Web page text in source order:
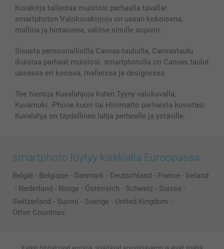
Kännykkä & Tabletti
MyNameBook
Valokuvakehykset & Lisätarvikkeet
Lahjakortti
Kaikki kuvatuotteet
Sivukartta
Ehdot/takuut
smartbonus
Hinnat & maksutavat
Kuvakirja tallentaa muistosi parhaalla tavalla!
smartphoton Valokuvakirjoja on usean kokoisena,
mallina ja hintaisena, valitse sinulle sopivin.
Sisusta persoonallisilla Canvas-tauluilla, Canvastaulu
ikuistaa parhaat muistosi. smartphotolla on Canvas taulut
useassa eri koossa, malleissa ja designessa.
Tee hienoja Kuvalahjoja kuten Tyyny valokuvalla,
Kuvamuki, iPhone kuori tai Hiirimatto parhaista kuvistasi.
Kuvalahja on täydellinen lahja perheelle ja ystäville.
smartphoto löytyy kaikkialla Euroopassa
België - Belgique - Danmark - Deutschland - France - Ireland
- Nederland - Norge - Österreich - Schweiz - Suisse -
Switzerland - Suomi - Sverige - United Kingdom -
Other Countries